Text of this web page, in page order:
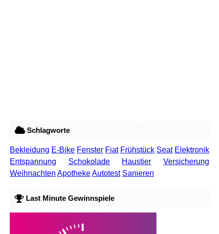
Schlagworte
Bekleidung E-Bike Fenster Fiat Frühstück Seat Elektronik
Entspannung
Schokolade Haustier
Versicherung
Weihnachten ApothekeAutotest Sanieren
Last Minute Gewinnspiele